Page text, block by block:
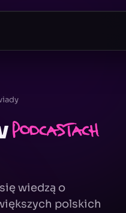
podcastach
wiedzą o
polskich